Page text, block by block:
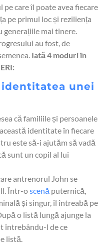
pe care îl poate avea fiecare
pe primul loc și reziliența
generațiile mai tinere.
au fost, de
Iată 4 moduri în
identitatea unei
că familiile și persoanele
identitate în fiecare
este să-i ajutăm să vadă
sunt un copil al lui
antrenorul John se
Într-oscenă puternică,
și singur, îl întreabă pe
o listă lungă ajunge la
întrebându-l de ce
listă.